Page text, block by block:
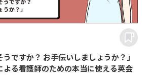
うですか？ お手伝いしましょうか？」
よる看護師のための本当に使える英会